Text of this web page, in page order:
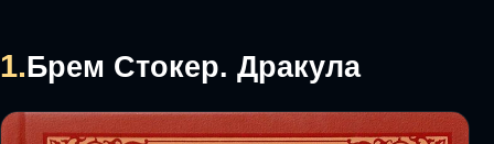
1.Брем Стокер. Дракула